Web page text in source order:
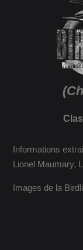
Informations
Lionel Maumary,
Images de la